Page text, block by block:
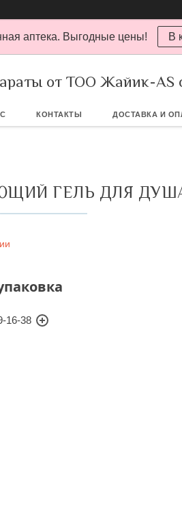
аптека. Выгодные цены! В
от ТОО Жайик-AS
КОНТАКТЫ ДОСТАВКА И
ГЕЛЬ ДЛЯ ДУША
16-38